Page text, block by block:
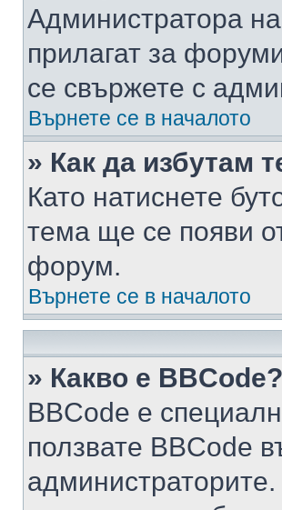
Администратора
прилагат за
се свържете с
Върнете се в началото
» Как да избутам
Като натиснете
тема ще се появи
форум.
Върнете се в началото
» Какво е BBCode?
BBCode е
ползвате BBCode